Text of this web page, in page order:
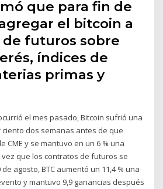
que para fin de
el bitcoin a
de futuros sobre
índices de
primas y
el mes pasado, Bitcoin sufrió una
ciento dos semanas antes de que
CME y se mantuvo en un 6 % una
que los contratos de futuros se
agosto, BTC aumentó un 11,4 % una
y mantuvo 9,9 ganancias después